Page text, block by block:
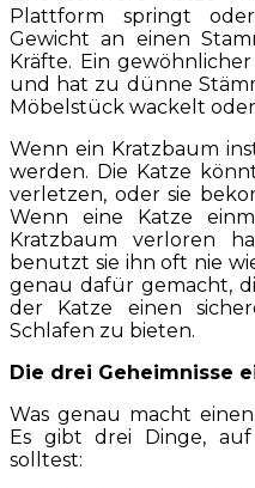
Plattform springt
Gewicht an einen
Kräfte. Ein
und hat zu dünne
Möbelstück wackelt
Wenn ein Kratzbaum
werden. Die Katze
verletzen, oder sie
Wenn eine Katze
Kratzbaum verloren
benutzt sie ihn oft nie
genau dafür gemacht,
der Katze einen
Schlafen zu bieten.
Die drei Geheimnisse
Was genau macht einen
Es gibt drei Dinge,
solltest: